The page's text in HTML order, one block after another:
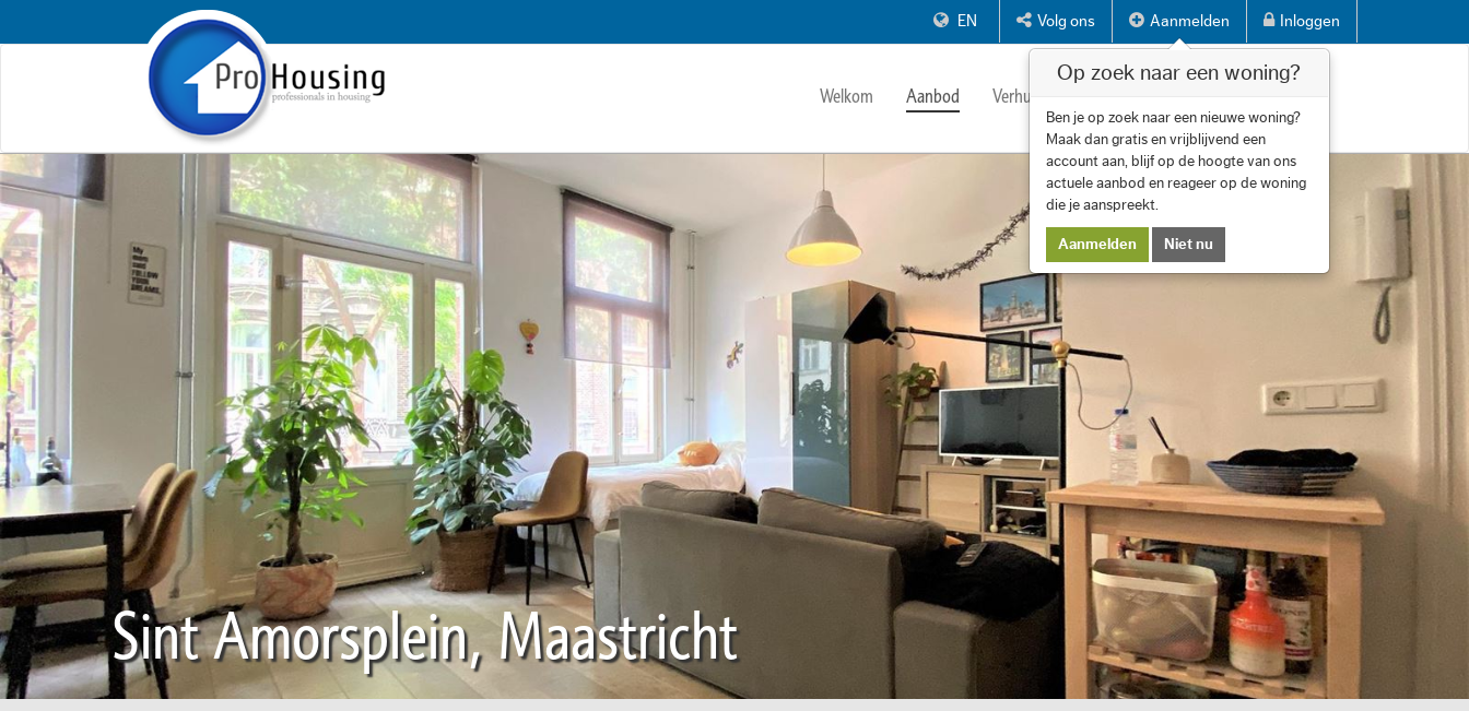
EN Volg ons Aanmelden Inloggen
Welkom Aanbod Verhuren
Sint Amorsplein, Maastricht
Op zoek naar een woning?
Ben je op zoek naar een nieuwe woning?
Maak dan gratis en vrijblijvend een
account aan, blijf op de hoogte van ons
actuele aanbod en reageer op de woning
die je aanspreekt.
Aanmelden Niet nu